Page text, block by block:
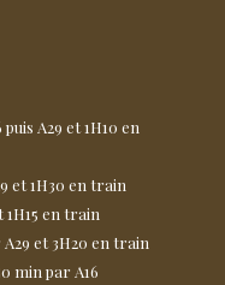
A29 et 1H10 en
et 1H30 en train
1H15 en train
et 3H20 en train
min par A16